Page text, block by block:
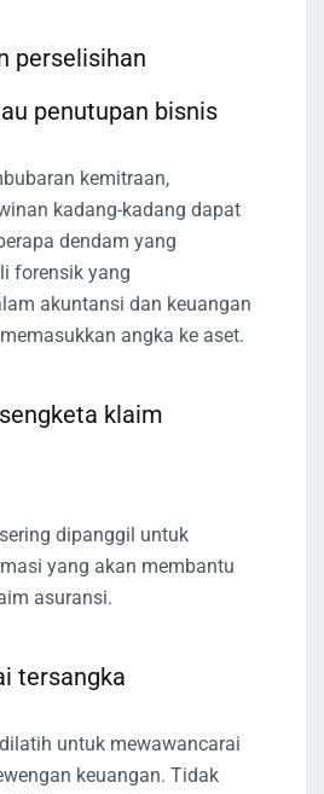
perselisihan
penutupan bisnis
kemitraan,
kadang-kadang dapat
dendam yang
forensik yang
akuntansi dan keuangan
angka ke aset.
klaim
dipanggil untuk
yang akan membantu
asuransi.
tersangka
untuk mewawancarai
keuangan. Tidak